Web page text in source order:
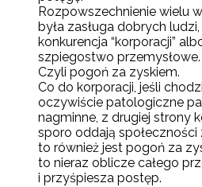
Rozpowszechnienie wielu
była zasługa dobrych
konkurencja “korporacji”
szpiegostwo przemysłowe.
Czyli pogoń za zyskiem.
Co do korporacji, jeśli
oczywiście patologiczne
nagminne, z drugiej strony
sporo oddają
to również jest pogoń za
to nieraz oblicze całego
i przyśpiesza postęp.